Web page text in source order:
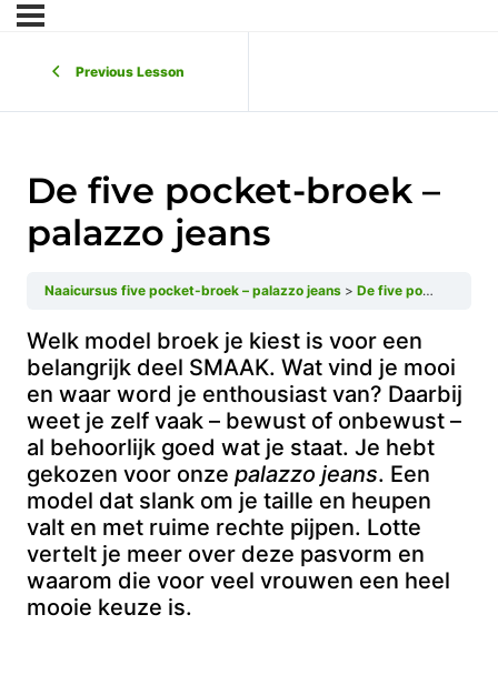
Previous Lesson
De five pocket-broek –
palazzo jeans
Naaicursus five pocket-broek – palazzo jeans De five pocket-broek – palazzo jeans
Welk model broek je kiest is voor een
belangrijk deel SMAAK. Wat vind je mooi
en waar word je enthousiast van? Daarbij
weet je zelf vaak – bewust of onbewust –
al behoorlijk goed wat je staat. Je hebt
gekozen voor onze palazzo jeans. Een
model dat slank om je taille en heupen
valt en met ruime rechte pijpen. Lotte
vertelt je meer over deze pasvorm en
waarom die voor veel vrouwen een heel
mooie keuze is.